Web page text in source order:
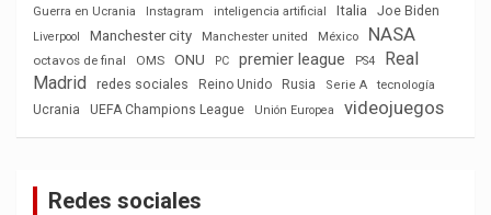
Guerra en Ucrania Instagram inteligencia artificial Italia Joe Biden
Liverpool Manchester city Manchester united México NASA
octavos de final OMS ONU PC premier league PS4
Real
Madrid
redes sociales Reino Unido Rusia Serie A
tecnología
Ucrania
UEFA Champions League Unión Europea videojuegos
Redes sociales